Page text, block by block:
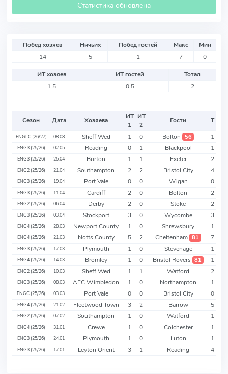
Статистика обновлена
Побед хозяев Ничьих Побед гостей Макс
Мин
14
5 1 7 0
ИТ хозяев ИТ гостей
Тотал
1.5
0.5 2
Сезон Дата Хозяева
ИТ
1
ИТ
2
Гости Т
ENGLC (26/27) 08.08 Sheff Wed 1 0 Bolton 56 1
ENG3 (25/26) 02.05 Reading 0 1 Blackpool 1
ENG3 (25/26) 25.04 Burton 1 1 Exeter 2
ENG2 (25/26) 21.04 Southampton 2 2 Bristol City 4
ENG3 (25/26) 19.04 Port Vale 0 0 Wigan 0
ENG3 (25/26) 11.04 Cardiff 2 0 Bolton 2
ENG2 (25/26) 06.04 Derby 2 0 Stoke 2
ENG3 (25/26) 03.04 Stockport 3 0 Wycombe 3
ENG4 (25/26) 28.03 Newport County 1 0 Shrewsbury 1
ENG4 (25/26) 21.03 Notts County 5 2 Cheltenham 81 7
ENG3 (25/26) 17.03 Plymouth 1 0 Stevenage 1
ENG4 (25/26) 14.03 Bromley 1 0 Bristol Rovers 81 1
ENG2 (25/26) 10.03 Sheff Wed 1 1 Watford 2
ENG3 (25/26) 08.03 AFC Wimbledon 1 0 Northampton 1
ENGC (25/26) 03.03 Port Vale 0 0 Bristol City 0
ENG4 (25/26) 21.02 Fleetwood Town 3 2 Barrow 5
ENG2 (25/26) 07.02 Southampton 1 0 Watford 1
ENG4 (25/26) 31.01 Crewe 1 0 Colchester 1
ENG3 (25/26) 24.01 Plymouth 1 0 Luton 1
ENG3 (25/26) 17.01 Leyton Orient 3 1 Reading 4